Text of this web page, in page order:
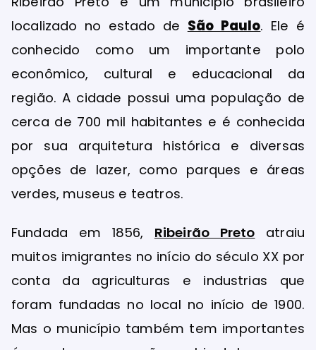
localizado no estado de São Paulo. Ele é
conhecido como um importante polo
econômico, cultural e educacional da
região. A cidade possui uma população de
cerca de 700 mil habitantes e é conhecida
por sua arquitetura histórica e diversas
opções de lazer, como parques e áreas
verdes, museus e teatros.
Fundada em 1856, Ribeirão Preto atraiu
muitos imigrantes no início do século XX por
conta da agriculturas e industrias que
foram fundadas no local no início de 1900.
Mas o município também tem importantes